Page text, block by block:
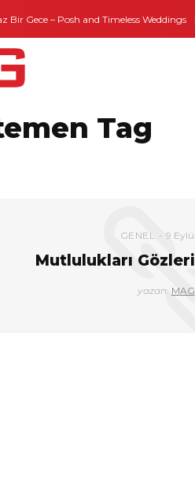
Gece – Posh and Timeless Weddings
Tag
GENEL 9
Mutlulukları
yazan: MAG